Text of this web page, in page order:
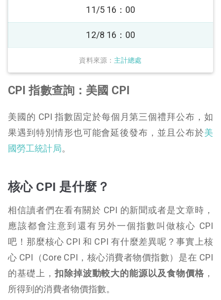
資料來源： 主計總處
11/5 16：00
12/8 16：00
CPI 指數查詢：美國 CPI
美國的 CPI 指數固定於每個月第三個禮拜公布，如
果遇到特別情形也可能會延後發布，並且公布於美
國勞工統計局。
核心 CPI 是什麼？
相信讀者們在看有關於 CPI 的新聞或者是文章時，
應該都會注意到還有另外一個指數叫做核心 CPI
吧！那麼核心 CPI 和 CPI 有什麼差異呢？事實上核
心 CPI（Core CPI，核心消費者物價指數）是在 CPI
的基礎上， 扣除掉波動較大的能源以及食物價格，
所得到的消費者物價指數。